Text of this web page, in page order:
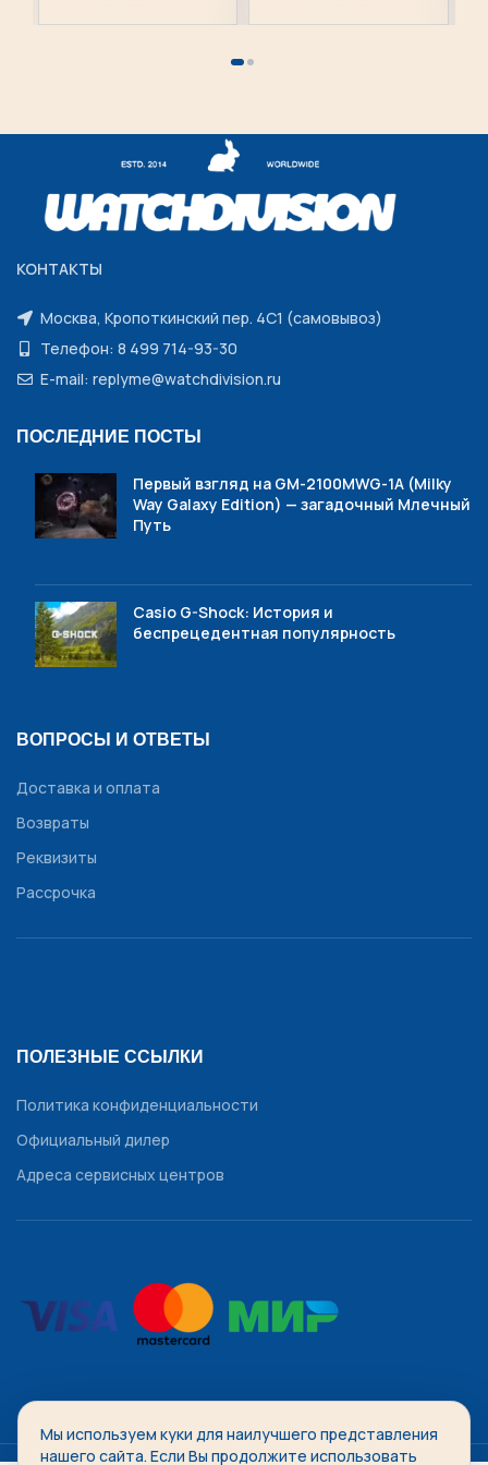
КОНТАКТЫ
Москва, Кропоткинский пер. 4С1 (самовывоз)
Телефон: 8 499 714-93-30
E-mail: replyme@watchdivision.ru
ПОСЛЕДНИЕ ПОСТЫ
Первый взгляд на GM-2100MWG-1A (Milky
Way Galaxy Edition) — загадочный Млечный
Путь
Casio G-Shock: История и
беспрецедентная популярность
ВОПРОСЫ И ОТВЕТЫ
Доставка и оплата
Возвраты
Реквизиты
Рассрочка
ПОЛЕЗНЫЕ ССЫЛКИ
Политика конфиденциальности
Официальный дилер
Адреса сервисных центров
WATCHDIVISION 2014-2026 Все права защищены.
Мы используем куки для наилучшего представления
нашего сайта. Если Вы продолжите использовать